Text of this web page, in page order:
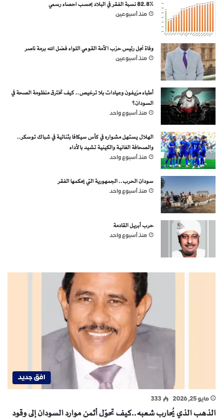
82.8% نسبة الفقر في البلاد بحسب احصاء رسمي
منذ أسبوعين
وفاة نجل رئيس حزب الأمة القومي اللواء فضل الله برمة ناصر
منذ أسبوعين
أطباء مزيفون وعيادات بلا ترخيص.. كيف تخترق منظومة الصحة في
السودان؟
منذ أسبوع واحد
الهلال يستهل مشواره في كأس سيكافا بثنائية في شباك توسكر..
والصحافة الغانية والكينية تشيد بالأداء
منذ أسبوع واحد
سودان الحرب.. الجمهورية التي يحكمها الفقر
منذ أسبوع واحد
حرب أبريل القادمة
منذ أسبوع واحد
افق جديد
مايو 25, 2026 333
الذهب الذي يُحارب شعبه..كيف تحوّل أثمن موارد السودان إلى وقود